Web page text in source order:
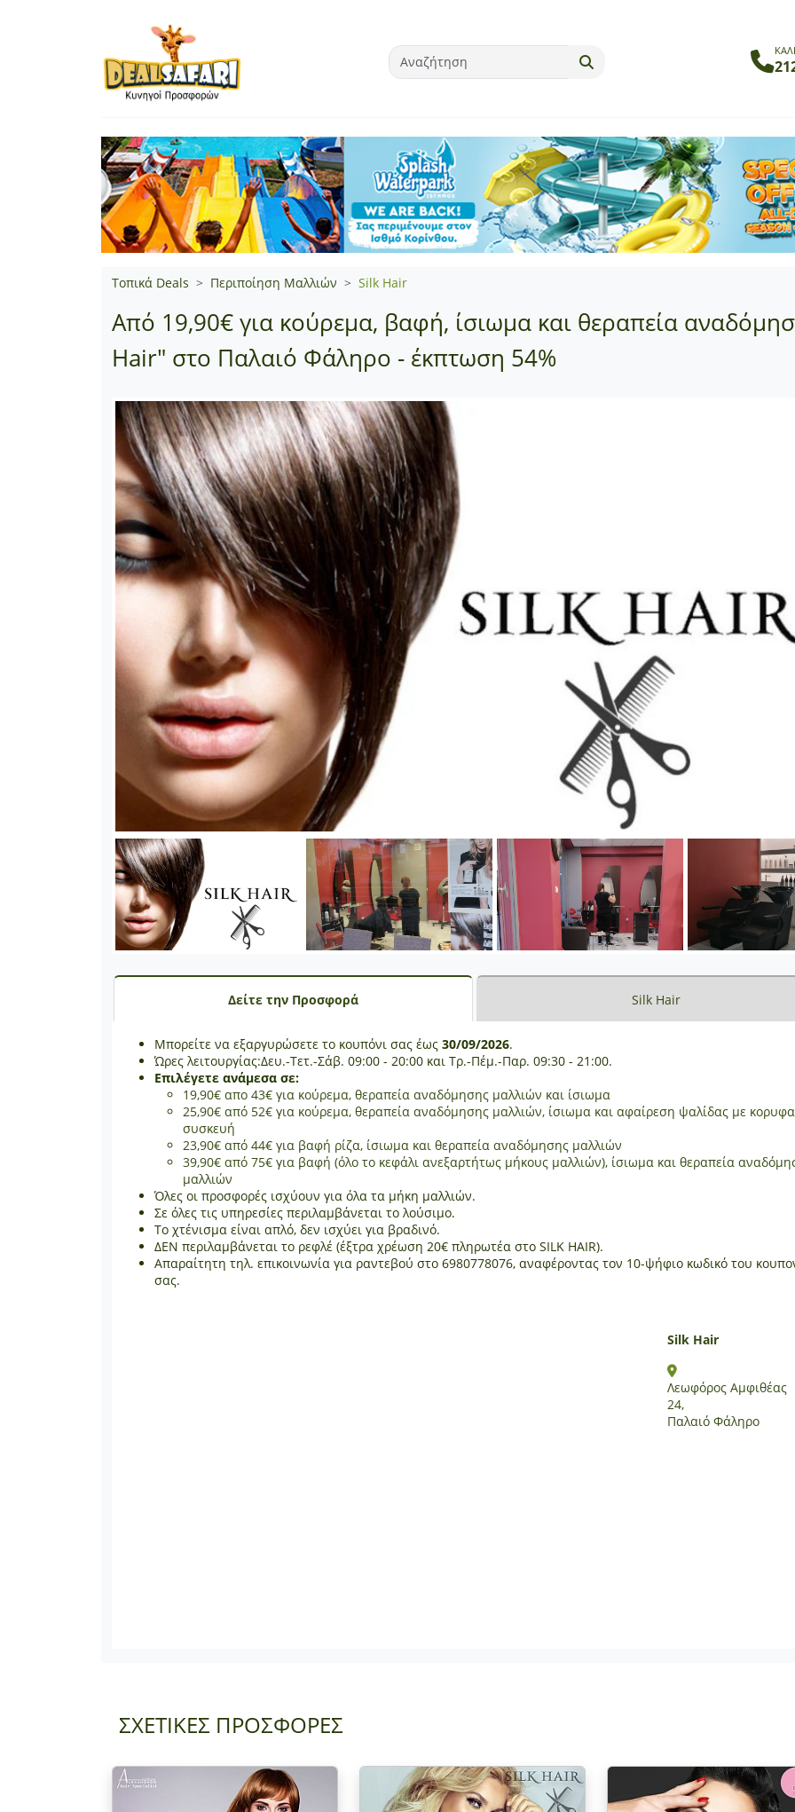
Τοπικά Deals Περιποίηση Μαλλιών Silk Hair
Από 19,90€ για κούρεμα, βαφή, ίσιωμα και θεραπεία
Hair" στο Παλαιό Φάληρο - έκπτωση 54%
Δείτε την Προσφορά Silk Hair
Μπορείτε να εξαργυρώσετε το κουπόνι σας έως 30/09/2026.
Ώρες λειτουργίας:Δευ.-Τετ.-Σάβ. 09:00 - 20:00 και Τρ.-Πέμ.-Παρ. 09:30 - 21:00.
Επιλέγετε ανάμεσα σε:
19,90€ απο 43€ για κούρεμα, θεραπεία αναδόμησης μαλλιών και ίσιωμα
25,90€ από 52€ για κούρεμα, θεραπεία αναδόμησης μαλλιών, ίσιωμα και αφαίρεση ψαλίδας με
συσκευή
23,90€ από 44€ για βαφή ρίζα, ίσιωμα και θεραπεία αναδόμησης μαλλιών
39,90€ από 75€ για βαφή (όλο το κεφάλι ανεξαρτήτως μήκους μαλλιών), ίσιωμα και θεραπεία
μαλλιών
Όλες οι προσφορές ισχύουν για όλα τα μήκη μαλλιών.
Σε όλες τις υπηρεσίες περιλαμβάνεται το λούσιμο.
Το χτένισμα είναι απλό, δεν ισχύει για βραδινό.
ΔΕΝ περιλαμβάνεται το ρεφλέ (έξτρα χρέωση 20€ πληρωτέα στο SILK HAIR).
Απαραίτητη τηλ. επικοινωνία για ραντεβού στο 6980778076, αναφέροντας τον 10-ψήφιο κωδικό του
σας.
Silk Hair
Λεωφόρος Αμφιθέας
24,
Παλαιό Φάληρο
ΣΧΕΤΙΚΕΣ ΠΡΟΣΦΟΡΕΣ